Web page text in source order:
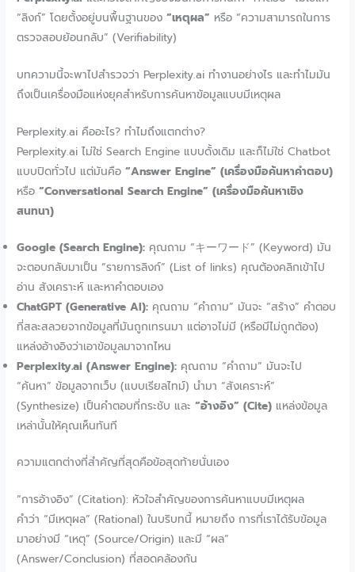
“ลิงก์” โดยตั้งอยู่บนพื้นฐานของ“เหตุผล” หรือ “ความสามารถในการ
ตรวจสอบย้อนกลับ” (Verifiability)
บทความนี้จะพาไปสำรวจว่า Perplexity.ai ทำงานอย่างไร และทำไมมัน
ถึงเป็นเครื่องมือแห่งยุคสำหรับการค้นหาข้อมูลแบบมีเหตุผล
Perplexity.ai คืออะไร? ทำไมถึงแตกต่าง?
Perplexity.ai ไม่ใช่ Search Engine แบบดั้งเดิม และก็ไม่ใช่ Chatbot
แบบปิดทั่วไป แต่มันคือ“Answer Engine” (เครื่องมือค้นหาคำตอบ)
หรือ“Conversational Search Engine” (เครื่องมือค้นหาเชิง
สนทนา)
Google (Search Engine): คุณถาม “キーワード” (Keyword) มัน
จะตอบกลับมาเป็น “รายการลิงก์” (List of links) คุณต้องคลิกเข้าไป
อ่าน สังเคราะห์ และหาคำตอบเอง
ChatGPT (Generative AI): คุณถาม “คำถาม” มันจะ “สร้าง” คำตอบ
ที่สละสลวยจากข้อมูลที่มันถูกเทรนมา แต่อาจไม่มี (หรือมีไม่ถูกต้อง)
แหล่งอ้างอิงว่าเอาข้อมูลมาจากไหน
Perplexity.ai (Answer Engine): คุณถาม “คำถาม” มันจะไป
“ค้นหา” ข้อมูลจากเว็บ (แบบเรียลไทม์) นำมา “สังเคราะห์”
(Synthesize) เป็นคำตอบที่กระชับ และ“อ้างอิง” (Cite) แหล่งข้อมูล
เหล่านั้นให้คุณเห็นทันที
ความแตกต่างที่สำคัญที่สุดคือข้อสุดท้ายนั่นเอง
“การอ้างอิง” (Citation): หัวใจสำคัญของการค้นหาแบบมีเหตุผล
คำว่า “มีเหตุผล” (Rational) ในบริบทนี้ หมายถึง การที่เราได้รับข้อมูล
มาอย่างมี “เหตุ” (Source/Origin) และมี “ผล”
(Answer/Conclusion) ที่สอดคล้องกัน